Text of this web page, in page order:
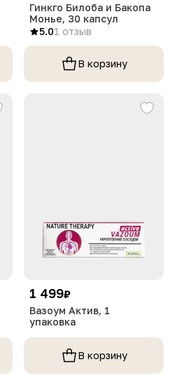
Гинкго Билоба и Бакопа
Монье, 30 капсул
5.01 отзыв
В корзину
1 499₽
Вазоум Актив, 1
упаковка
В корзину